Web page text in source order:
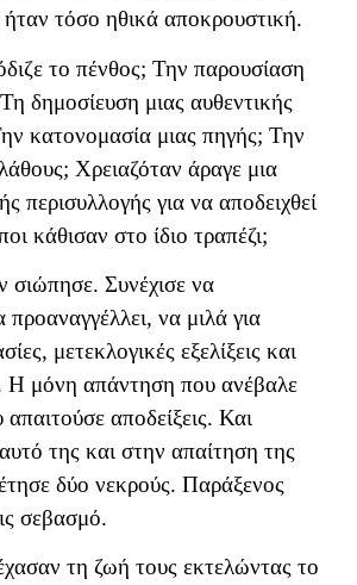
τόσο ηθικά αποκρουστική.
το πένθος; Την παρουσίαση
δημοσίευση μιας αυθεντικής
κατονομασία μιας πηγής; Την
Χρειαζόταν άραγε μια
περισυλλογής για να αποδειχθεί
κάθισαν στο ίδιο τραπέζι;
σιώπησε. Συνέχισε να
προαναγγέλλει, να μιλά για
μετεκλογικές εξελίξεις και
Η μόνη απάντηση που ανέβαλε
αποδείξεις. Και
της και στην απαίτηση της
δύο νεκρούς. Παράξενος
σεβασμό.
τη ζωή τους εκτελώντας το